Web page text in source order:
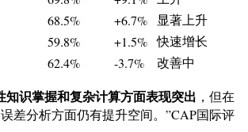
68.5% +6.7%
显著上升
59.8% +1.5% 快速增长
62.4% -3.7% 改善中
知识掌握和复杂计算方面表现突出 ，但在
差分析方面仍有提升空间。”CAP国际评